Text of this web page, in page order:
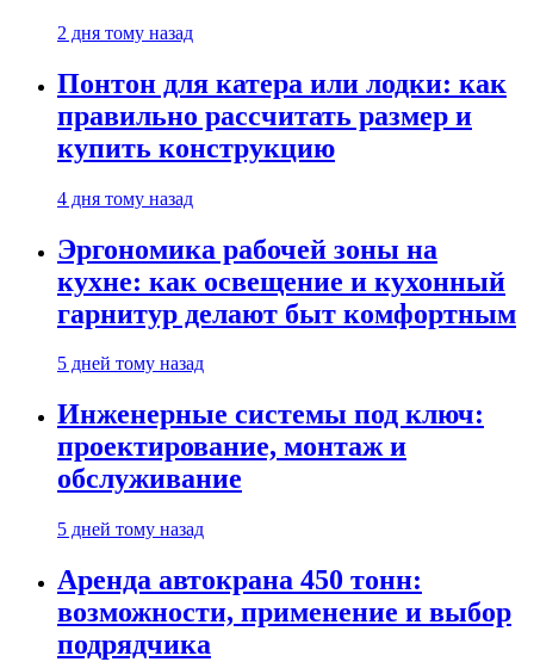
2 дня тому назад
Понтон для катера или лодки: как
правильно рассчитать размер и
купить конструкцию
4 дня тому назад
Эргономика рабочей зоны на
кухне: как освещение и кухонный
гарнитур делают быт комфортным
5 дней тому назад
Инженерные системы под ключ:
проектирование, монтаж и
обслуживание
5 дней тому назад
Аренда автокрана 450 тонн:
возможности, применение и выбор
подрядчика